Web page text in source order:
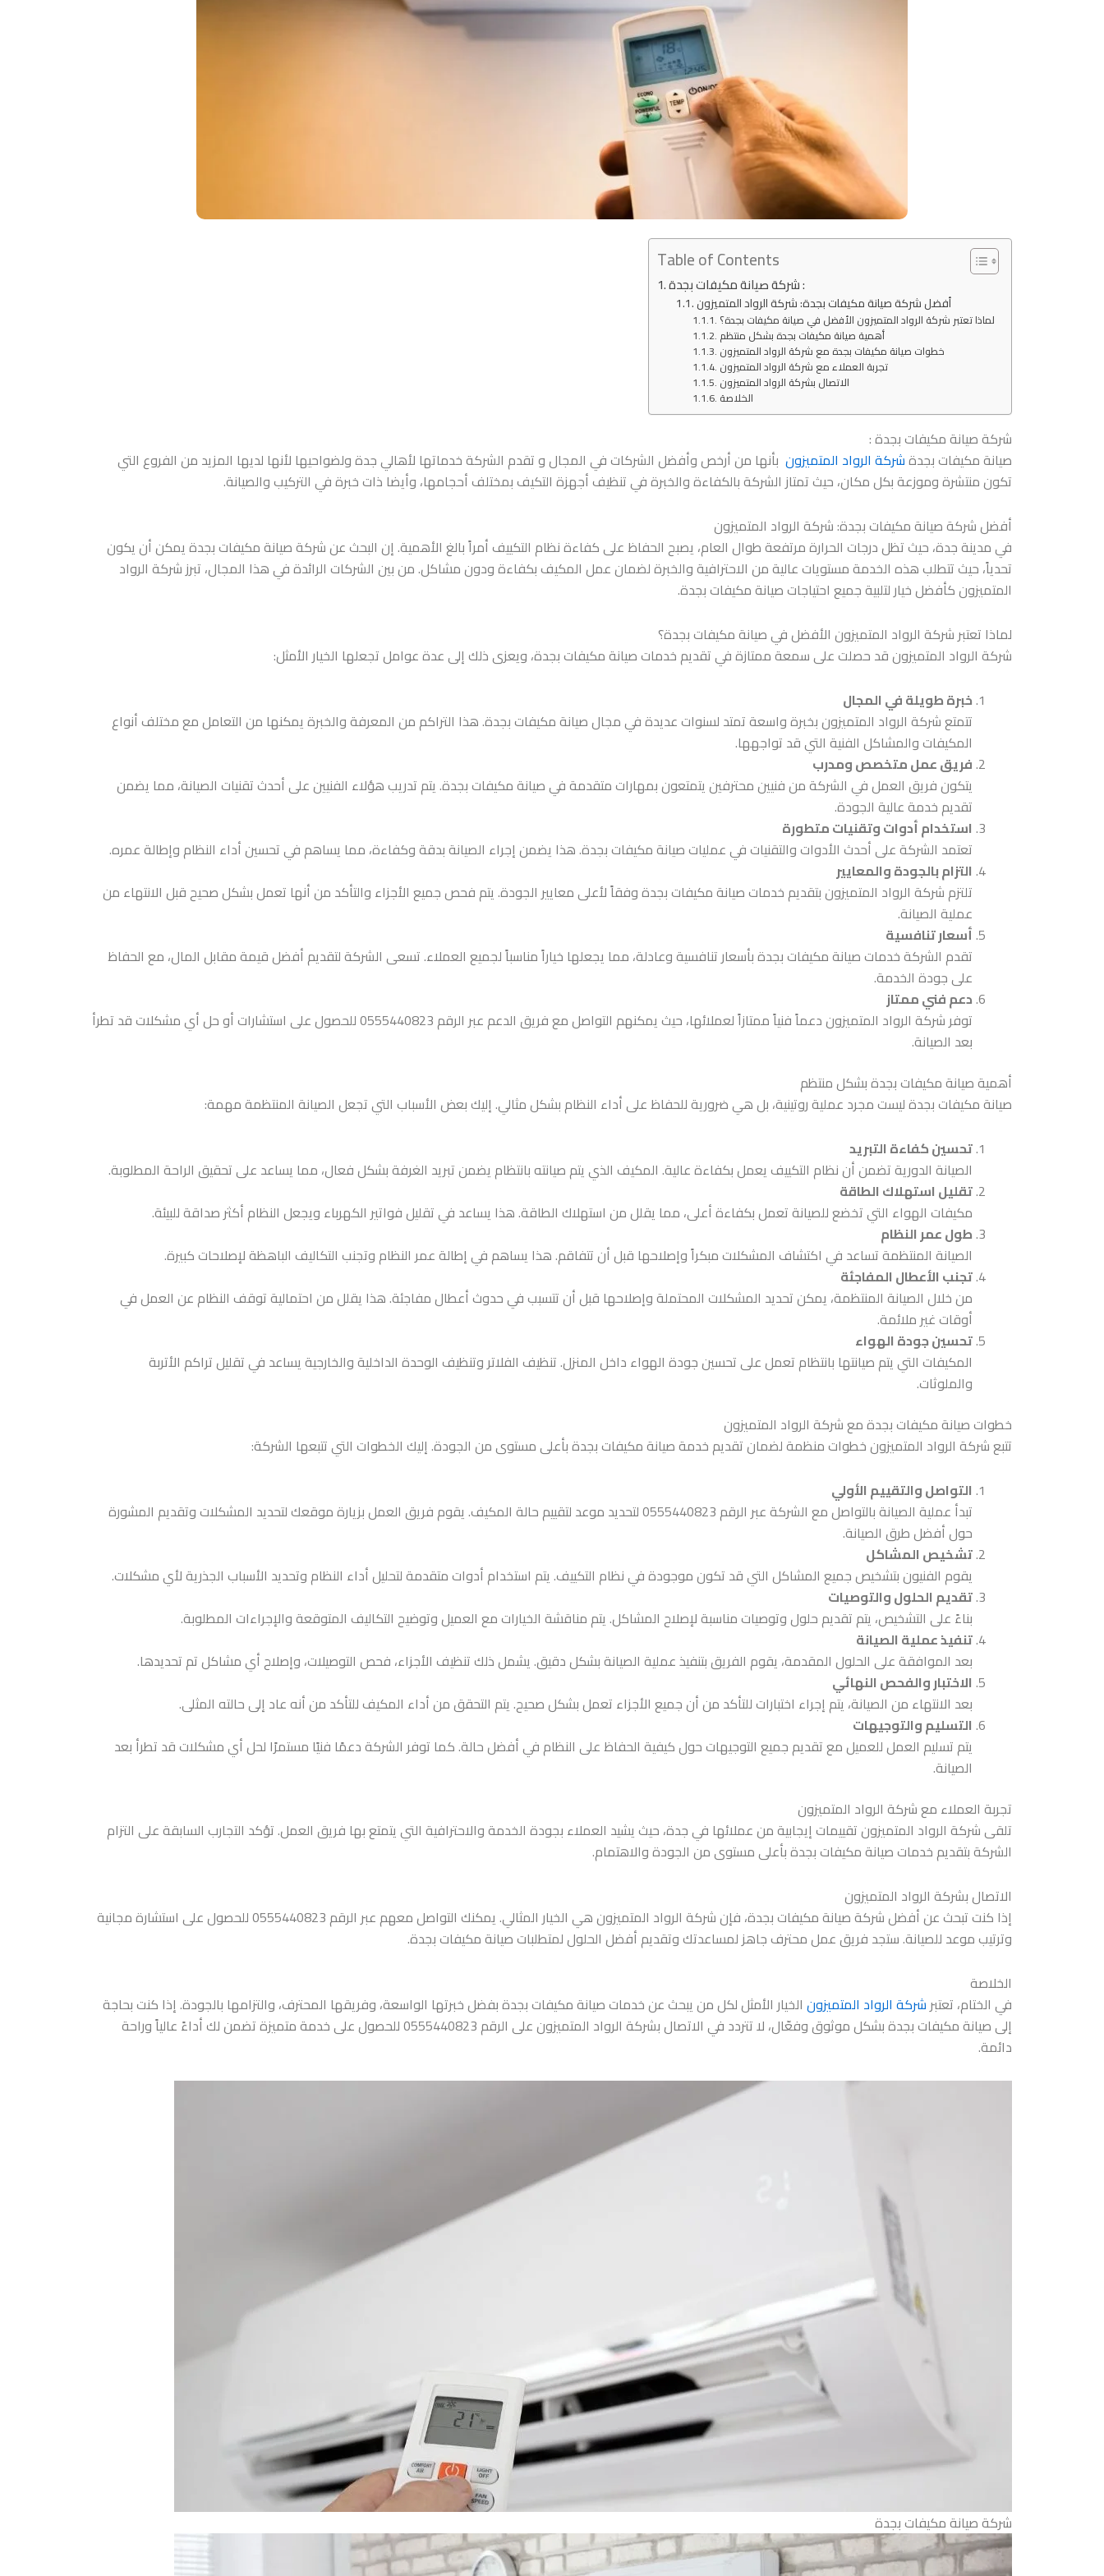
Table of Contents
شركة صيانة مكيفات بجدة :
أفضل شركة صيانة مكيفات بجدة: شركة الرواد المتميزون
لماذا تعتبر شركة الرواد المتميزون الأفضل في صيانة مكيفات بجدة؟
أهمية صيانة مكيفات بجدة بشكل منتظم
خطوات صيانة مكيفات بجدة مع شركة الرواد المتميزون
تجربة العملاء مع شركة الرواد المتميزون
الاتصال بشركة الرواد المتميزون
الخلاصة
شركة صيانة مكيفات بجدة :
صيانة مكيفات بجدةشركة الرواد المتميزون بأنها من أرخص وأفضل الشركات في المجال و تقدم الشركة خدماتها لأهالي جدة ولضواحيها لأنها لديها المزيد من الفروع التي
تكون منتشرة وموزعة بكل مكان، حيث تمتاز الشركة بالكفاءة والخبرة في تنظيف أجهزة التكيف بمختلف أحجامها، وأيضا ذات خبرة في التركيب والصيانة.
أفضل شركة صيانة مكيفات بجدة: شركة الرواد المتميزون
في مدينة جدة، حيث تظل درجات الحرارة مرتفعة طوال العام، يصبح الحفاظ على كفاءة نظام التكييف أمراً بالغ الأهمية. إن البحث عن شركة صيانة مكيفات بجدة يمكن أن يكون
تحدياً، حيث تتطلب هذه الخدمة مستويات عالية من الاحترافية والخبرة لضمان عمل المكيف بكفاءة ودون مشاكل. من بين الشركات الرائدة في هذا المجال، تبرز شركة الرواد
المتميزون كأفضل خيار لتلبية جميع احتياجات صيانة مكيفات بجدة.
لماذا تعتبر شركة الرواد المتميزون الأفضل في صيانة مكيفات بجدة؟
شركة الرواد المتميزون قد حصلت على سمعة ممتازة في تقديم خدمات صيانة مكيفات بجدة، ويعزى ذلك إلى عدة عوامل تجعلها الخيار الأمثل:
خبرة طويلة في المجال
تتمتع شركة الرواد المتميزون بخبرة واسعة تمتد لسنوات عديدة في مجال صيانة مكيفات بجدة. هذا التراكم من المعرفة والخبرة يمكنها من التعامل مع مختلف أنواع
المكيفات والمشاكل الفنية التي قد تواجهها.
فريق عمل متخصص ومدرب
يتكون فريق العمل في الشركة من فنيين محترفين يتمتعون بمهارات متقدمة في صيانة مكيفات بجدة. يتم تدريب هؤلاء الفنيين على أحدث تقنيات الصيانة، مما يضمن
تقديم خدمة عالية الجودة.
استخدام أدوات وتقنيات متطورة
تعتمد الشركة على أحدث الأدوات والتقنيات في عمليات صيانة مكيفات بجدة. هذا يضمن إجراء الصيانة بدقة وكفاءة، مما يساهم في تحسين أداء النظام وإطالة عمره.
التزام بالجودة والمعايير
تلتزم شركة الرواد المتميزون بتقديم خدمات صيانة مكيفات بجدة وفقاً لأعلى معايير الجودة. يتم فحص جميع الأجزاء والتأكد من أنها تعمل بشكل صحيح قبل الانتهاء من
عملية الصيانة.
أسعار تنافسية
تقدم الشركة خدمات صيانة مكيفات بجدة بأسعار تنافسية وعادلة، مما يجعلها خياراً مناسباً لجميع العملاء. تسعى الشركة لتقديم أفضل قيمة مقابل المال، مع الحفاظ
على جودة الخدمة.
دعم فني ممتاز
توفر شركة الرواد المتميزون دعماً فنياً ممتازاً لعملائها، حيث يمكنهم التواصل مع فريق الدعم عبر الرقم 0555440823 للحصول على استشارات أو حل أي مشكلات قد تطرأ
بعد الصيانة.
أهمية صيانة مكيفات بجدة بشكل منتظم
صيانة مكيفات بجدة ليست مجرد عملية روتينية، بل هي ضرورية للحفاظ على أداء النظام بشكل مثالي. إليك بعض الأسباب التي تجعل الصيانة المنتظمة مهمة:
تحسين كفاءة التبريد
الصيانة الدورية تضمن أن نظام التكييف يعمل بكفاءة عالية. المكيف الذي يتم صيانته بانتظام يضمن تبريد الغرفة بشكل فعال، مما يساعد على تحقيق الراحة المطلوبة.
تقليل استهلاك الطاقة
مكيفات الهواء التي تخضع للصيانة تعمل بكفاءة أعلى، مما يقلل من استهلاك الطاقة. هذا يساعد في تقليل فواتير الكهرباء ويجعل النظام أكثر صداقة للبيئة.
طول عمر النظام
الصيانة المنتظمة تساعد في اكتشاف المشكلات مبكراً وإصلاحها قبل أن تتفاقم. هذا يساهم في إطالة عمر النظام وتجنب التكاليف الباهظة لإصلاحات كبيرة.
تجنب الأعطال المفاجئة
من خلال الصيانة المنتظمة، يمكن تحديد المشكلات المحتملة وإصلاحها قبل أن تتسبب في حدوث أعطال مفاجئة. هذا يقلل من احتمالية توقف النظام عن العمل في
أوقات غير ملائمة.
تحسين جودة الهواء
المكيفات التي يتم صيانتها بانتظام تعمل على تحسين جودة الهواء داخل المنزل. تنظيف الفلاتر وتنظيف الوحدة الداخلية والخارجية يساعد في تقليل تراكم الأتربة
والملوثات.
خطوات صيانة مكيفات بجدة مع شركة الرواد المتميزون
تتبع شركة الرواد المتميزون خطوات منظمة لضمان تقديم خدمة صيانة مكيفات بجدة بأعلى مستوى من الجودة. إليك الخطوات التي تتبعها الشركة:
التواصل والتقييم الأولي
تبدأ عملية الصيانة بالتواصل مع الشركة عبر الرقم 0555440823 لتحديد موعد لتقييم حالة المكيف. يقوم فريق العمل بزيارة موقعك لتحديد المشكلات وتقديم المشورة
حول أفضل طرق الصيانة.
تشخيص المشاكل
يقوم الفنيون بتشخيص جميع المشاكل التي قد تكون موجودة في نظام التكييف. يتم استخدام أدوات متقدمة لتحليل أداء النظام وتحديد الأسباب الجذرية لأي مشكلات.
تقديم الحلول والتوصيات
بناءً على التشخيص، يتم تقديم حلول وتوصيات مناسبة لإصلاح المشاكل. يتم مناقشة الخيارات مع العميل وتوضيح التكاليف المتوقعة والإجراءات المطلوبة.
تنفيذ عملية الصيانة
بعد الموافقة على الحلول المقدمة، يقوم الفريق بتنفيذ عملية الصيانة بشكل دقيق. يشمل ذلك تنظيف الأجزاء، فحص التوصيلات، وإصلاح أي مشاكل تم تحديدها.
الاختبار والفحص النهائي
بعد الانتهاء من الصيانة، يتم إجراء اختبارات للتأكد من أن جميع الأجزاء تعمل بشكل صحيح. يتم التحقق من أداء المكيف للتأكد من أنه عاد إلى حالته المثلى.
التسليم والتوجيهات
يتم تسليم العمل للعميل مع تقديم جميع التوجيهات حول كيفية الحفاظ على النظام في أفضل حالة. كما توفر الشركة دعمًا فنيًا مستمرًا لحل أي مشكلات قد تطرأ بعد
الصيانة.
تجربة العملاء مع شركة الرواد المتميزون
تلقى شركة الرواد المتميزون تقييمات إيجابية من عملائها في جدة، حيث يشيد العملاء بجودة الخدمة والاحترافية التي يتمتع بها فريق العمل. تؤكد التجارب السابقة على التزام
الشركة بتقديم خدمات صيانة مكيفات بجدة بأعلى مستوى من الجودة والاهتمام.
الاتصال بشركة الرواد المتميزون
إذا كنت تبحث عن أفضل شركة صيانة مكيفات بجدة، فإن شركة الرواد المتميزون هي الخيار المثالي. يمكنك التواصل معهم عبر الرقم 0555440823 للحصول على استشارة مجانية
وترتيب موعد للصيانة. ستجد فريق عمل محترف جاهز لمساعدتك وتقديم أفضل الحلول لمتطلبات صيانة مكيفات بجدة.
الخلاصة
في الختام، تعتبرشركة الرواد المتميزون الخيار الأمثل لكل من يبحث عن خدمات صيانة مكيفات بجدة بفضل خبرتها الواسعة، وفريقها المحترف، والتزامها بالجودة. إذا كنت بحاجة
إلى صيانة مكيفات بجدة بشكل موثوق وفعّال، لا تتردد في الاتصال بشركة الرواد المتميزون على الرقم 0555440823 للحصول على خدمة متميزة تضمن لك أداءً عالياً وراحة
دائمة.
شركة صيانة مكيفات بجدة